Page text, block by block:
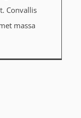
Convallis
massa